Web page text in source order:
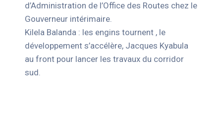
d’Administration de l’Office des Routes chez le
Gouverneur intérimaire.
Kilela Balanda : les engins tournent , le
développement s’accélère, Jacques Kyabula
au front pour lancer les travaux du corridor
sud.